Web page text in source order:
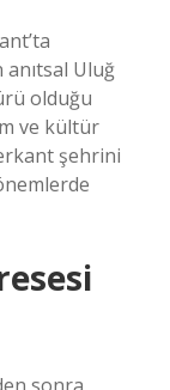
anıtsal Uluğ
olduğu
ve kültür
şehrini